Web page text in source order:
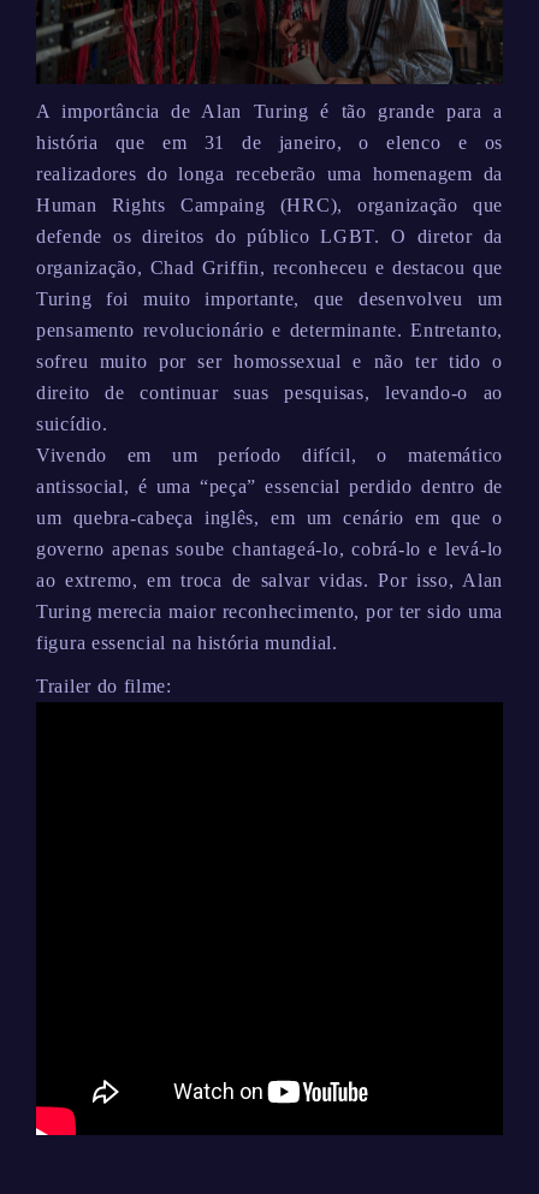
A importância de Alan Turing é tão grande para a
história que em 31 de janeiro, o elenco e os
realizadores do longa receberão uma homenagem da
Human Rights Campaing (HRC), organização que
defende os direitos do público LGBT. O diretor da
organização, Chad Griffin, reconheceu e destacou que
Turing foi muito importante, que desenvolveu um
pensamento revolucionário e determinante. Entretanto,
sofreu muito por ser homossexual e não ter tido o
direito de continuar suas pesquisas, levando-o ao
suicídio.
Vivendo em um período difícil, o matemático
antissocial, é uma “peça” essencial perdido dentro de
um quebra-cabeça inglês, em um cenário em que o
governo apenas soube chantageá-lo, cobrá-lo e levá-lo
ao extremo, em troca de salvar vidas. Por isso, Alan
Turing merecia maior reconhecimento, por ter sido uma
figura essencial na história mundial.
Trailer do filme: